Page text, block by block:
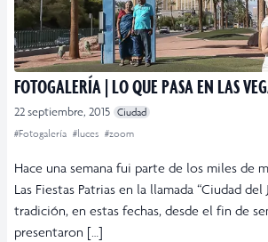
FOTOGALERÍA | LO QUE PASA EN LAS
22 septiembre, 2015 Ciudad
#Fotogalería #luces #zoom
Hace una semana fui parte de los miles de
Las Fiestas Patrias en la llamada “Ciudad del
tradición, en estas fechas, desde el fin de
presentaron […]